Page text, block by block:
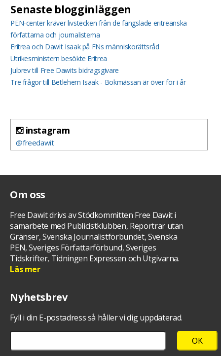
Senaste blogginläggen
PEN-center kräver livstecken från de fängslade eritreanska
författarna och journalisterna
Eritrea och Dawit Isaak på FNs människorättsråd
Utrikesministern besökte Eritrea
Julbrev till Free Dawits bidragsgivare
Tre frågor till Betlehem Isaak - Bokmässan är över för i år
instagram
@freedawit
Om oss
Free Dawit drivs av Stödkommitten Free Dawit i
samarbete med Publicistklubben, Reportrar utan
Gränser, Svenska Journalistförbundet, Svenska
PEN, Sveriges Författarförbund, Sveriges
Tidskrifter, Tidningen Expressen och Utgivarna.
Läs mer
Nyhetsbrev
Fyll i din E-postadress så håller vi dig uppdaterad.